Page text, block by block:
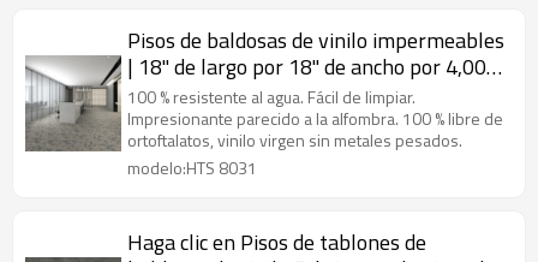
Pisos de baldosas de vinilo impermeables
| 18" de largo por 18" de ancho por 4,00
mm de espesor | Ultrasurface LVT Haga
clic en Pisos de vinilo Alfombra Diseño
HTS 8031
100 % resistente al agua. Fácil de limpiar.
Impresionante parecido a la alfombra. 100 % libre de
ortoftalatos, vinilo virgen sin metales pesados.
modelo:HTS 8031
Haga clic en Pisos de tablones de